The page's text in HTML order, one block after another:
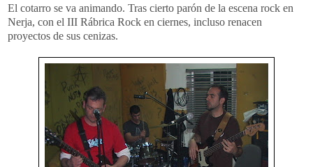
El cotarro se va animando. Tras cierto parón de la escena rock en
Nerja, con el III Rábrica Rock en ciernes, incluso renacen
proyectos de sus cenizas.